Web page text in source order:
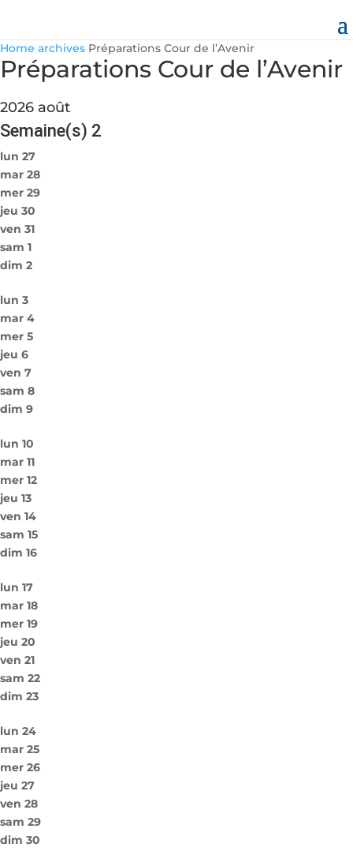
Home archives Préparations Cour de l’Avenir
Préparations Cour de l’Avenir
2026 août
Semaine(s) 2
lun 27
mar 28
mer 29
jeu 30
ven 31
sam 1
dim 2
lun 3
mar 4
mer 5
jeu 6
ven 7
sam 8
dim 9
lun 10
mar 11
mer 12
jeu 13
ven 14
sam 15
dim 16
lun 17
mar 18
mer 19
jeu 20
ven 21
sam 22
dim 23
lun 24
mar 25
mer 26
jeu 27
ven 28
sam 29
dim 30